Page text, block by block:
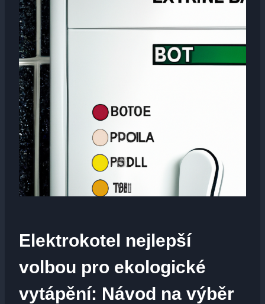
Elektrokotel nejlepší
volbou pro ekologické
vytápění: Návod na výběr